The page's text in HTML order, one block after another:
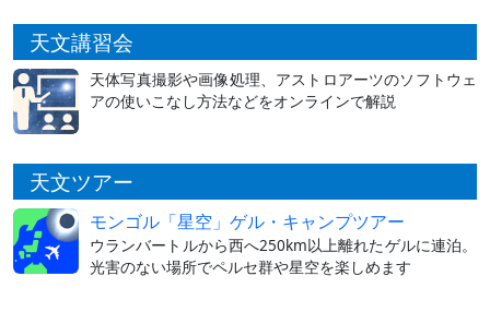
天文講習会
天体写真撮影や画像処理、アストロアーツのソフトウェ
アの使いこなし方法などをオンラインで解説
天文ツアー
モンゴル「星空」ゲル・キャンプツアー
ウランバートルから西へ250km以上離れたゲルに連泊。
光害のない場所でペルセ群や星空を楽しめます